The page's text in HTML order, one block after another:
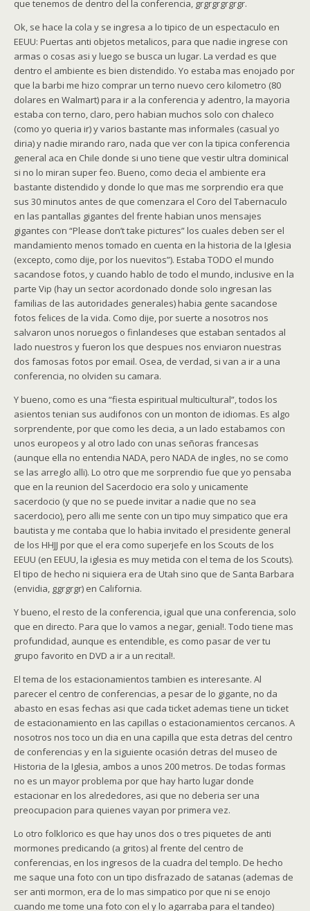
que tenemos de dentro del la conferencia, grgrgrgrgrgr.
Ok, se hace la cola y se ingresa a lo tipico de un espectaculo en
EEUU: Puertas anti objetos metalicos, para que nadie ingrese con
armas o cosas asi y luego se busca un lugar. La verdad es que
dentro el ambiente es bien distendido. Yo estaba mas enojado por
que la barbi me hizo comprar un terno nuevo cero kilometro (80
dolares en Walmart) para ir a la conferencia y adentro, la mayoria
estaba con terno, claro, pero habian muchos solo con chaleco
(como yo queria ir) y varios bastante mas informales (casual yo
diria) y nadie mirando raro, nada que ver con la tipica conferencia
general aca en Chile donde si uno tiene que vestir ultra dominical
si no lo miran super feo. Bueno, como decia el ambiente era
bastante distendido y donde lo que mas me sorprendio era que
sus 30 minutos antes de que comenzara el Coro del Tabernaculo
en las pantallas gigantes del frente habian unos mensajes
gigantes con “Please don’t take pictures” los cuales deben ser el
mandamiento menos tomado en cuenta en la historia de la Iglesia
(excepto, como dije, por los nuevitos”). Estaba TODO el mundo
sacandose fotos, y cuando hablo de todo el mundo, inclusive en la
parte Vip (hay un sector acordonado donde solo ingresan las
familias de las autoridades generales) habia gente sacandose
fotos felices de la vida. Como dije, por suerte a nosotros nos
salvaron unos noruegos o finlandeses que estaban sentados al
lado nuestros y fueron los que despues nos enviaron nuestras
dos famosas fotos por email. Osea, de verdad, si van a ir a una
conferencia, no olviden su camara.
Y bueno, como es una “fiesta espiritual multicultural”, todos los
asientos tenian sus audifonos con un monton de idiomas. Es algo
sorprendente, por que como les decia, a un lado estabamos con
unos europeos y al otro lado con unas señoras francesas
(aunque ella no entendia NADA, pero NADA de ingles, no se como
se las arreglo alli). Lo otro que me sorprendio fue que yo pensaba
que en la reunion del Sacerdocio era solo y unicamente
sacerdocio (y que no se puede invitar a nadie que no sea
sacerdocio), pero alli me sente con un tipo muy simpatico que era
bautista y me contaba que lo habia invitado el presidente general
de los HHJJ por que el era como superjefe en los Scouts de los
EEUU (en EEUU, la iglesia es muy metida con el tema de los Scouts).
El tipo de hecho ni siquiera era de Utah sino que de Santa Barbara
(envidia, ggrgrgr) en California.
Y bueno, el resto de la conferencia, igual que una conferencia, solo
que en directo. Para que lo vamos a negar, genial!. Todo tiene mas
profundidad, aunque es entendible, es como pasar de ver tu
grupo favorito en DVD a ir a un recital!.
El tema de los estacionamientos tambien es interesante. Al
parecer el centro de conferencias, a pesar de lo gigante, no da
abasto en esas fechas asi que cada ticket ademas tiene un ticket
de estacionamiento en las capillas o estacionamientos cercanos. A
nosotros nos toco un dia en una capilla que esta detras del centro
de conferencias y en la siguiente ocasión detras del museo de
Historia de la Iglesia, ambos a unos 200 metros. De todas formas
no es un mayor problema por que hay harto lugar donde
estacionar en los alrededores, asi que no deberia ser una
preocupacion para quienes vayan por primera vez.
Lo otro folklorico es que hay unos dos o tres piquetes de anti
mormones predicando (a gritos) al frente del centro de
conferencias, en los ingresos de la cuadra del templo. De hecho
me saque una foto con un tipo disfrazado de satanas (ademas de
ser anti mormon, era de lo mas simpatico por que ni se enojo
cuando me tome una foto con el y lo agarraba para el tandeo)